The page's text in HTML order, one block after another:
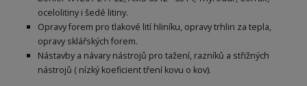
ocelolitiny i šedé litiny.
Opravy forem pro tlakové lití hliníku, opravy trhlin za tepla,
opravy sklářských forem.
Nástavby a návary nástrojů pro tažení, razníků a střižných
nástrojů ( nízký koeficient tření kovu o kov).